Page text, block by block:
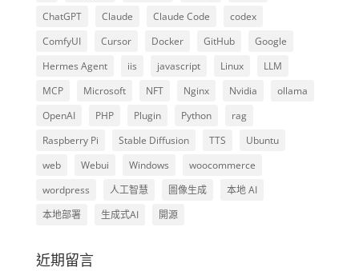
ChatGPT
Claude Claude Code
codex
ComfyUI
Cursor Docker GitHub
Google
Hermes Agent
iis javascript Linux
LLM
MCP
Microsoft NFT Nginx Nvidia
ollama
OpenAI
PHP Plugin Python
rag
Raspberry Pi
Stable Diffusion TTS
Ubuntu
web
Webui Windows
woocommerce
wordpress
人工智慧 圖像生成
本地 AI
本地部署
生成式AI 開源
近期留言